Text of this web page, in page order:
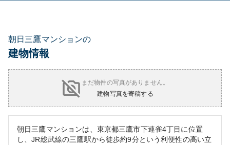
朝日三鷹マンションの
建物情報
まだ物件の写真がありません。
建物写真を寄稿する
朝日三鷹マンションは、東京都三鷹市下連雀4丁目に位置
し、JR総武線の三鷹駅から徒歩約9分という利便性の高い立